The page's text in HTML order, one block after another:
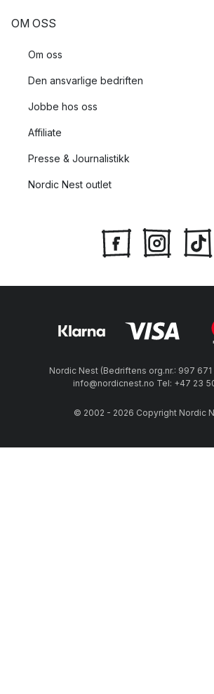
OM OSS
Om oss
Den ansvarlige bedriften
Jobbe hos oss
Affiliate
Presse & Journalistikk
Nordic Nest outlet
Nordic Nest (Bedriftens org.nr.: 997
info@nordicnest.no Tel: +47 23
© 2002 - 2026 Copyright Nordic